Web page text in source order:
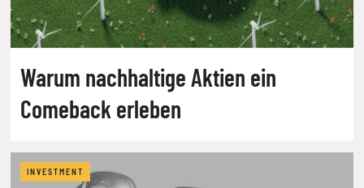
Warum nachhaltige Aktien ein
Comeback erleben
INVESTMENT